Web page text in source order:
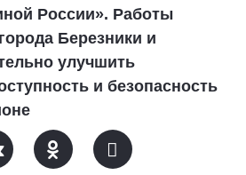
России». Работы
Березники и
улучшить
и безопасность